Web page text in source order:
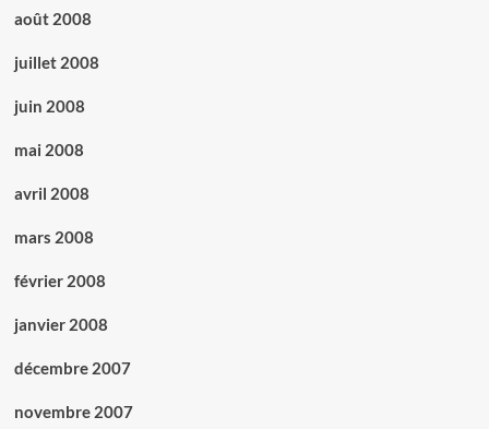
août 2008
juillet 2008
juin 2008
mai 2008
avril 2008
mars 2008
février 2008
janvier 2008
décembre 2007
novembre 2007